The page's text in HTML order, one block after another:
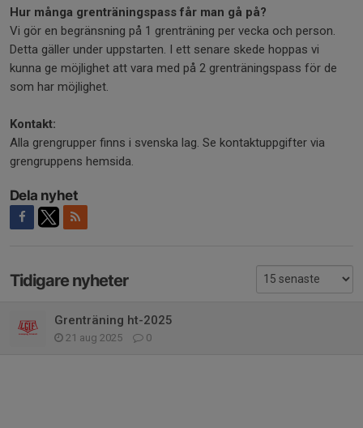
Hur många grenträningspass får man gå på?
Vi gör en begränsning på 1 grenträning per vecka och person.
Detta gäller under uppstarten. I ett senare skede hoppas vi
kunna ge möjlighet att vara med på 2 grenträningspass för de
som har möjlighet.
Kontakt:
Alla grengrupper finns i svenska lag. Se kontaktuppgifter via
grengruppens hemsida.
Dela nyhet
Tidigare nyheter
Grenträning ht-2025
21 aug 2025 0